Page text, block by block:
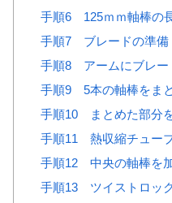
手順6 125ｍｍ軸棒の
手順7 ブレードの準備
手順8 アームにブレー
手順9 5本の軸棒をま
手順10 まとめた部分
手順11 熱収縮チュー
手順12 中央の軸棒を
手順13 ツイストロッ